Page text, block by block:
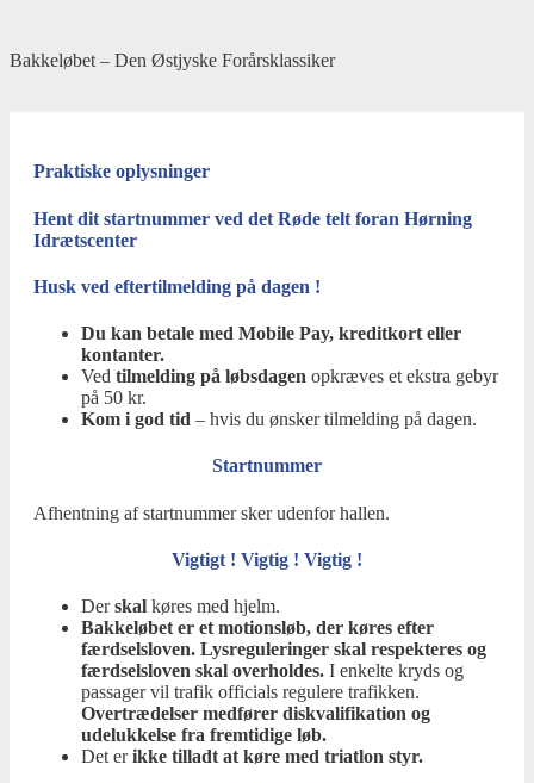
content
Bakkeløbet – Den Østjyske Forårsklassiker
Praktiske oplysninger
Hent dit startnummer ved det Røde telt foran Hørning
Idrætscenter
Husk ved eftertilmelding på dagen !
Du kan betale med Mobile Pay, kreditkort eller
kontanter.
Ved tilmelding på løbsdagen opkræves et ekstra gebyr
på 50 kr.
Kom i god tid – hvis du ønsker tilmelding på dagen.
Startnummer
Afhentning af startnummer sker udenfor hallen.
Vigtigt ! Vigtig ! Vigtig !
Derskal køres med hjelm.
Bakkeløbet er et motionsløb, der køres efter
færdselsloven. Lysreguleringer skal respekteres og
færdselsloven skal overholdes. I enkelte kryds og
passager vil trafik officials regulere trafikken.
Overtrædelser medfører diskvalifikation og
udelukkelse fra fremtidige løb.
Det erikke tilladt at køre med triatlon styr.